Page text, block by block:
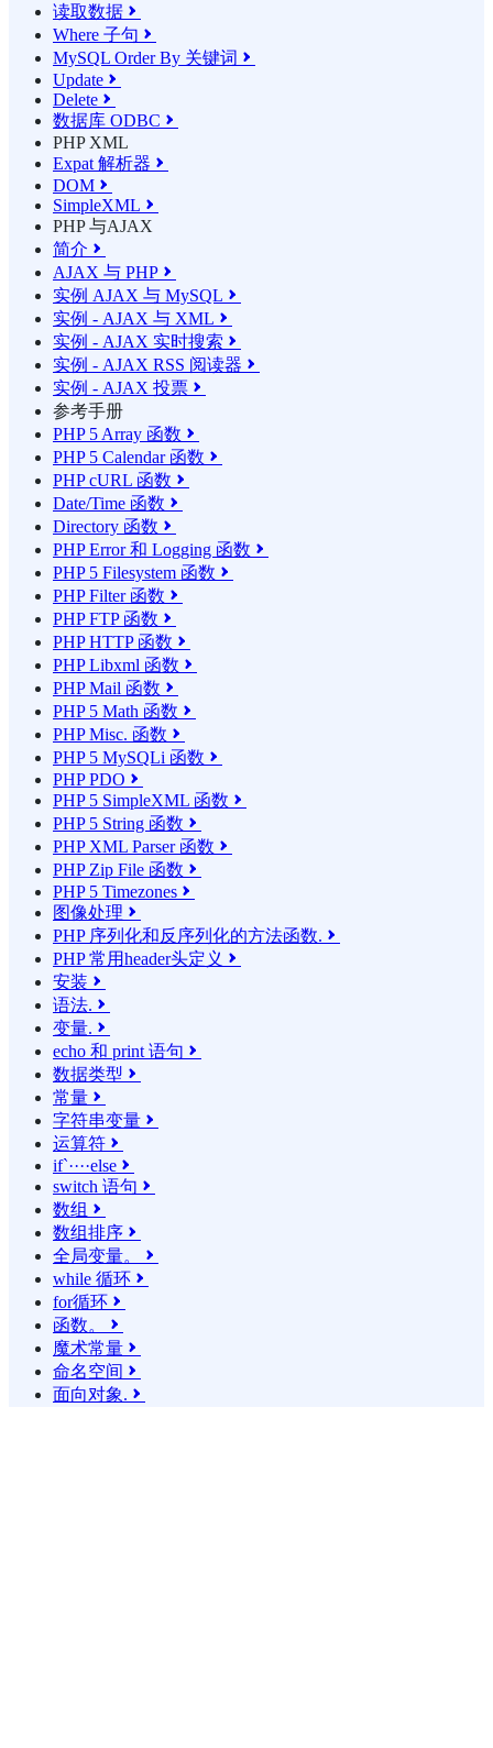
读取数据 
Where 子句 
MySQL Order By 关键词 
Update 
Delete 
数据库 ODBC 
PHP XML
Expat 解析器 
DOM 
SimpleXML 
PHP 与AJAX
简介 
AJAX 与 PHP 
实例 AJAX 与 MySQL 
实例 - AJAX 与 XML 
实例 - AJAX 实时搜索 
实例 - AJAX RSS 阅读器 
实例 - AJAX 投票 
参考手册
PHP 5 Array 函数 
PHP 5 Calendar 函数 
PHP cURL 函数 
Date/Time 函数 
Directory 函数 
PHP Error 和 Logging 函数 
PHP 5 Filesystem 函数 
PHP Filter 函数 
PHP FTP 函数 
PHP HTTP 函数 
PHP Libxml 函数 
PHP Mail 函数 
PHP 5 Math 函数 
PHP Misc. 函数 
PHP 5 MySQLi 函数 
PHP PDO 
PHP 5 SimpleXML 函数 
PHP 5 String 函数 
PHP XML Parser 函数 
PHP Zip File 函数 
PHP 5 Timezones 
图像处理 
PHP 序列化和反序列化的方法函数. 
PHP 常用header头定义 
安装 
语法. 
变量. 
echo 和 print 语句 
数据类型 
常量 
字符串变量 
运算符 
if`····else 
switch 语句 
数组 
数组排序 
全局变量。 
while 循环 
for循环 
函数。 
魔术常量 
命名空间 
面向对象. 